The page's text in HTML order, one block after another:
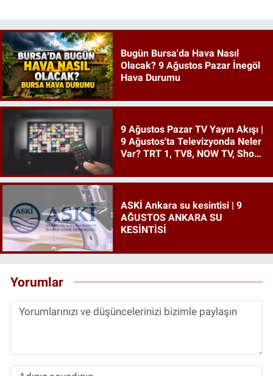
Bugün Bursa'da Hava Nasıl
Olacak? 9 Ağustos Pazar İnegöl
Hava Durumu
9 Ağustos Pazar TV Yayın Akışı |
9 Ağustos'ta Televizyonda Neler
Var? TRT 1, TV8, NOW TV, Show
ASKİ Ankara su kesintisi | 9
AĞUSTOS ANKARA SU
KESİNTİSİ
Yorumlar